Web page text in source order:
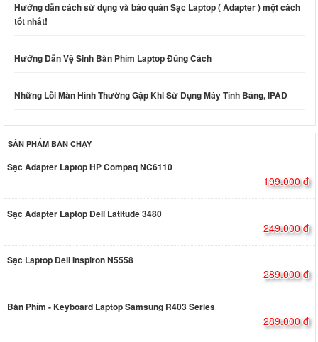
Hướng dẫn cách sử dụng và bảo quản Sạc Laptop ( Adapter ) một cách
tốt nhất!
Hướng Dẫn Vệ Sinh Bàn Phím Laptop Đúng Cách
Những Lỗi Màn Hình Thường Gặp Khi Sử Dụng Máy Tính Bảng, IPAD
SẢN PHẨM BÁN CHẠY
Sạc Adapter Laptop HP Compaq NC6110
199.000 đ
Sạc Adapter Laptop Dell Latitude 3480
249.000 đ
Sạc Laptop Dell Inspiron N5558
289.000 đ
Bàn Phím - Keyboard Laptop Samsung R403 Series
289.000 đ